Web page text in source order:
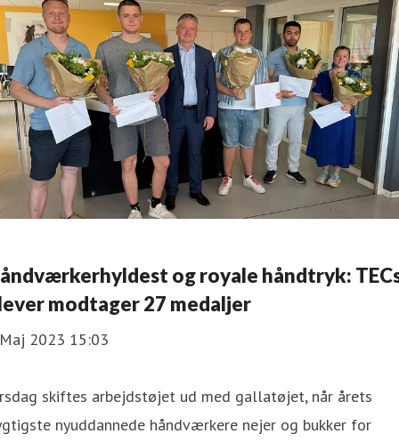
og royale håndtryk:
modtager 27 medaljer
2023 15:03
skiftes arbejdstøjet ud med gallatøjet, når årets
nyuddannede håndværkere nejer og bukker for